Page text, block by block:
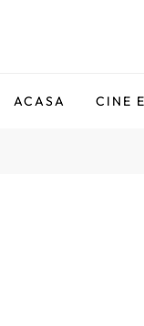
ACASA CINE